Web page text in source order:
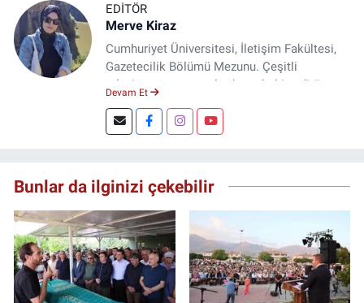
EDITÖR
Merve Kiraz
Cumhuriyet Üniversitesi, İletişim Fakültesi,
Gazetecilik Bölümü Mezunu. Çeşitli
televizyon ve gazetelerde muhabir, editör,
Şuan, www.dogugazetesi.com adlı haber
sitesinin Yazı İşleri Müdürlüğünü yürütmekte.
Devam Et
Bunlar da ilginizi çekebilir